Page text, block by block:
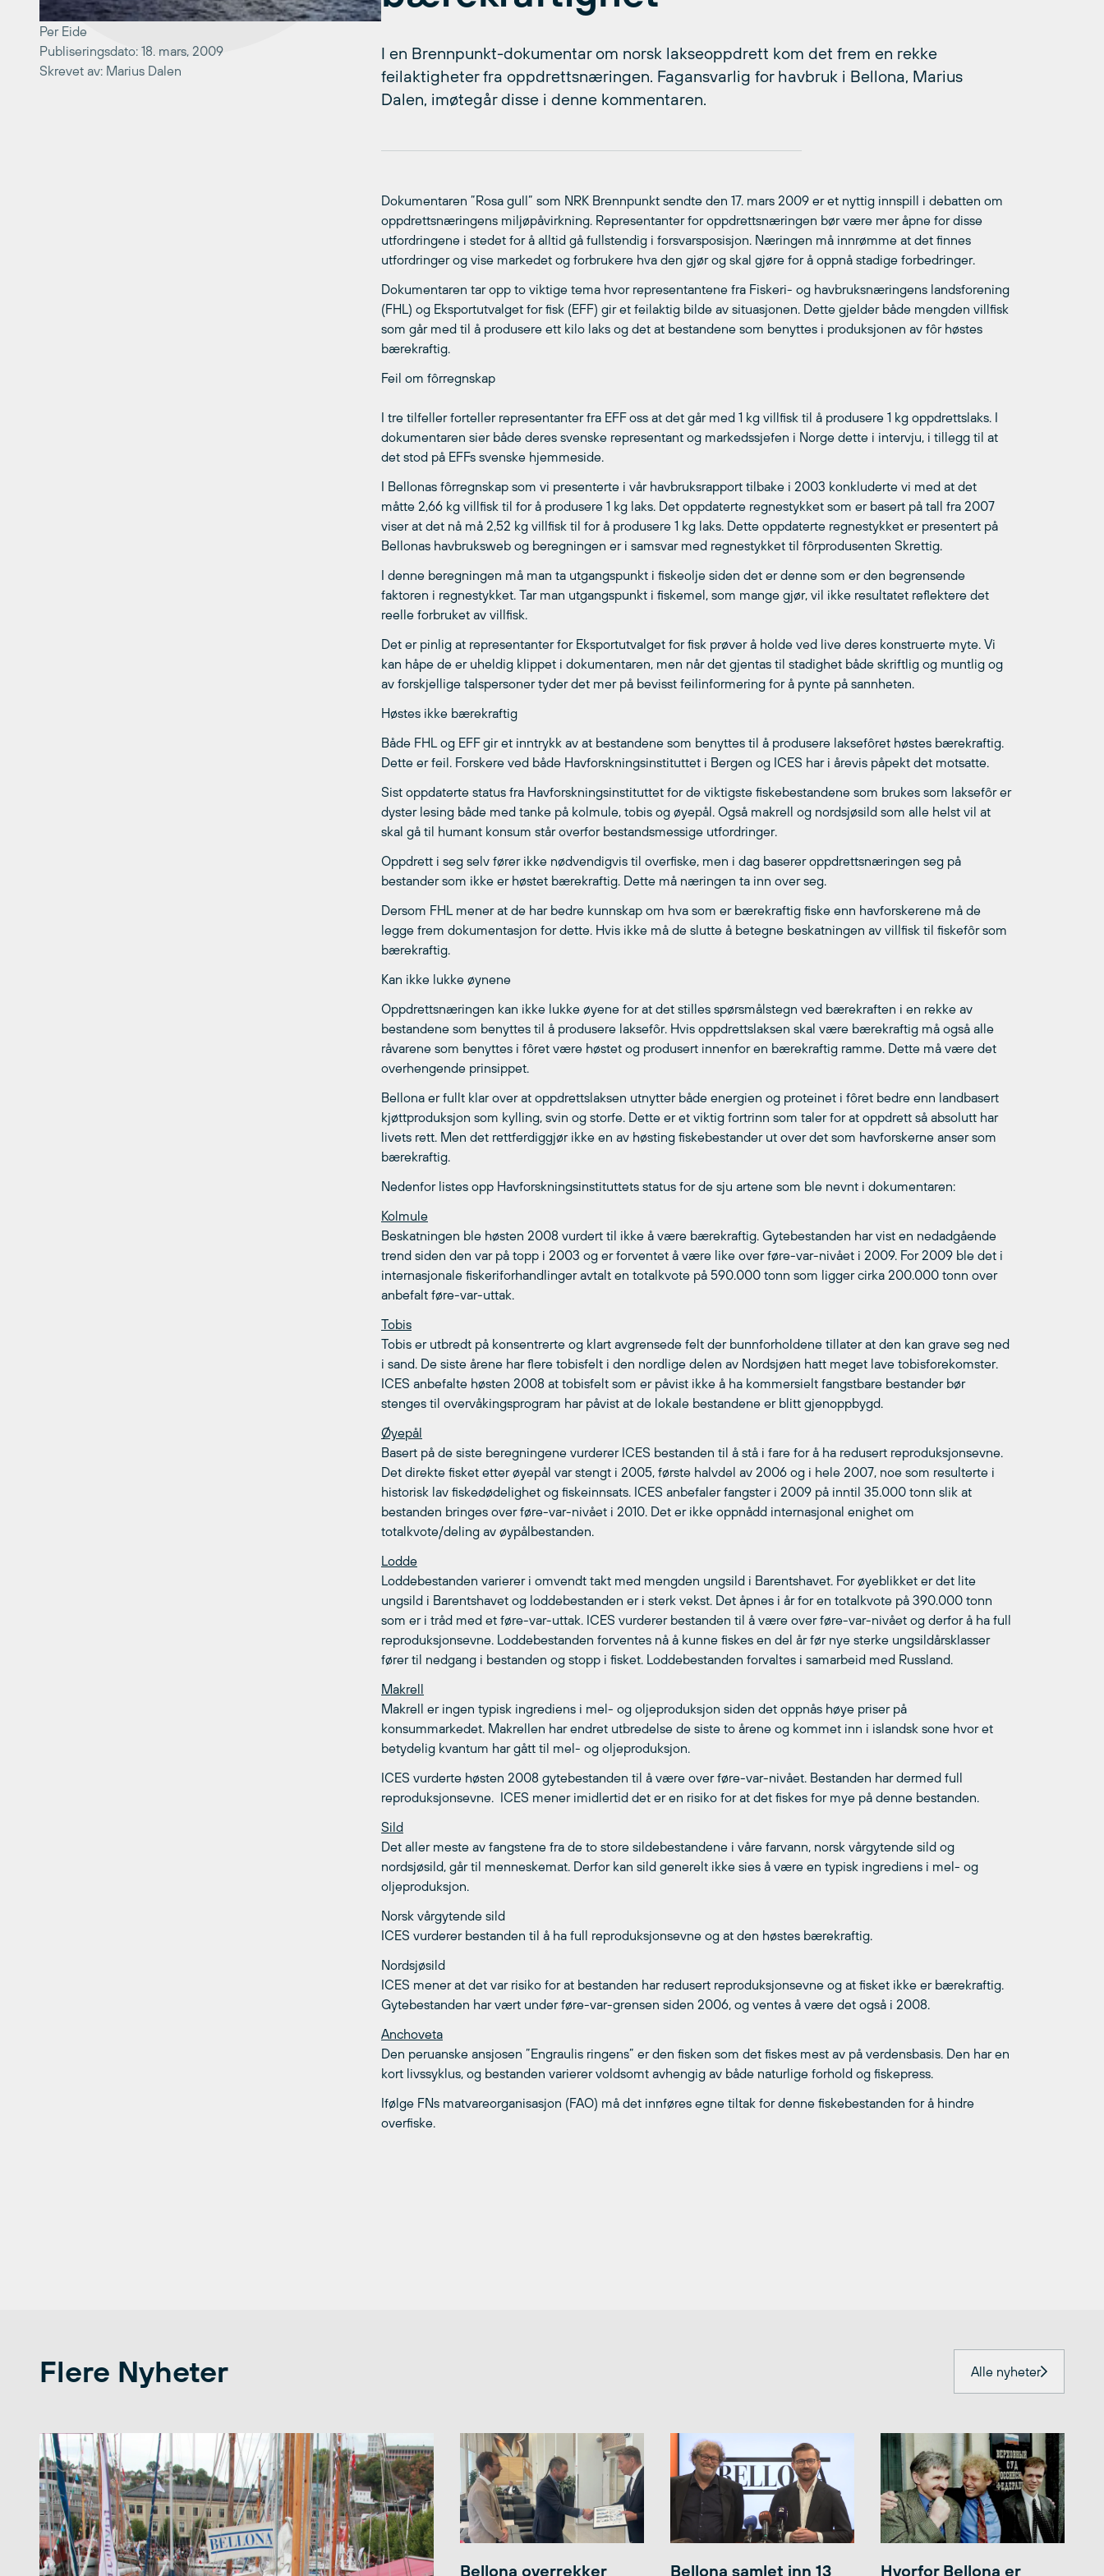
Per Eide
Publiseringsdato: 18. mars, 2009
Skrevet av: Marius Dalen
I en Brennpunkt-dokumentar om norsk lakseoppdrett kom det frem en rekke
feilaktigheter fra oppdrettsnæringen. Fagansvarlig for havbruk i Bellona, Marius
Dalen, imøtegår disse i denne kommentaren.
Dokumentaren ”Rosa gull” som NRK Brennpunkt sendte den 17. mars 2009 er et nyttig innspill i debatten om
oppdrettsnæringens miljøpåvirkning. Representanter for oppdrettsnæringen bør være mer åpne for disse
utfordringene i stedet for å alltid gå fullstendig i forsvarsposisjon. Næringen må innrømme at det finnes
utfordringer og vise markedet og forbrukere hva den gjør og skal gjøre for å oppnå stadige forbedringer.
Dokumentaren tar opp to viktige tema hvor representantene fra Fiskeri- og havbruksnæringens landsforening
(FHL) og Eksportutvalget for fisk (EFF) gir et feilaktig bilde av situasjonen. Dette gjelder både mengden villfisk
som går med til å produsere ett kilo laks og det at bestandene som benyttes i produksjonen av fôr høstes
bærekraftig.
Feil om fôrregnskap
I tre tilfeller forteller representanter fra EFF oss at det går med 1 kg villfisk til å produsere 1 kg oppdrettslaks. I
dokumentaren sier både deres svenske representant og markedssjefen i Norge dette i intervju, i tillegg til at
det stod på EFFs svenske hjemmeside.
I Bellonas fôrregnskap som vi presenterte i vår havbruksrapport tilbake i 2003 konkluderte vi med at det
måtte 2,66 kg villfisk til for å produsere 1 kg laks. Det oppdaterte regnestykket som er basert på tall fra 2007
viser at det nå må 2,52 kg villfisk til for å produsere 1 kg laks. Dette oppdaterte regnestykket er presentert på
Bellonas havbruksweb og beregningen er i samsvar med regnestykket til fôrprodusenten Skrettig.
I denne beregningen må man ta utgangspunkt i fiskeolje siden det er denne som er den begrensende
faktoren i regnestykket. Tar man utgangspunkt i fiskemel, som mange gjør, vil ikke resultatet reflektere det
reelle forbruket av villfisk.
Det er pinlig at representanter for Eksportutvalget for fisk prøver å holde ved live deres konstruerte myte. Vi
kan håpe de er uheldig klippet i dokumentaren, men når det gjentas til stadighet både skriftlig og muntlig og
av forskjellige talspersoner tyder det mer på bevisst feilinformering for å pynte på sannheten.
Høstes ikke bærekraftig
Både FHL og EFF gir et inntrykk av at bestandene som benyttes til å produsere laksefôret høstes bærekraftig.
Dette er feil. Forskere ved både Havforskningsinstituttet i Bergen og ICES har i årevis påpekt det motsatte.
Sist oppdaterte status fra Havforskningsinstituttet for de viktigste fiskebestandene som brukes som laksefôr er
dyster lesing både med tanke på kolmule, tobis og øyepål. Også makrell og nordsjøsild som alle helst vil at
skal gå til humant konsum står overfor bestandsmessige utfordringer.
Oppdrett i seg selv fører ikke nødvendigvis til overfiske, men i dag baserer oppdrettsnæringen seg på
bestander som ikke er høstet bærekraftig. Dette må næringen ta inn over seg.
Dersom FHL mener at de har bedre kunnskap om hva som er bærekraftig fiske enn havforskerene må de
legge frem dokumentasjon for dette. Hvis ikke må de slutte å betegne beskatningen av villfisk til fiskefôr som
bærekraftig.
Kan ikke lukke øynene
Oppdrettsnæringen kan ikke lukke øyene for at det stilles spørsmålstegn ved bærekraften i en rekke av
bestandene som benyttes til å produsere laksefôr. Hvis oppdrettslaksen skal være bærekraftig må også alle
råvarene som benyttes i fôret være høstet og produsert innenfor en bærekraftig ramme. Dette må være det
overhengende prinsippet.
Bellona er fullt klar over at oppdrettslaksen utnytter både energien og proteinet i fôret bedre enn landbasert
kjøttproduksjon som kylling, svin og storfe. Dette er et viktig fortrinn som taler for at oppdrett så absolutt har
livets rett. Men det rettferdiggjør ikke en av høsting fiskebestander ut over det som havforskerne anser som
bærekraftig.
Nedenfor listes opp Havforskningsinstituttets status for de sju artene som ble nevnt i dokumentaren:
Kolmule
Beskatningen ble høsten 2008 vurdert til ikke å være bærekraftig. Gytebestanden har vist en nedadgående
trend siden den var på topp i 2003 og er forventet å være like over føre-var-nivået i 2009. For 2009 ble det i
internasjonale fiskeriforhandlinger avtalt en totalkvote på 590.000 tonn som ligger cirka 200.000 tonn over
anbefalt føre-var-uttak.
Tobis
Tobis er utbredt på konsentrerte og klart avgrensede felt der bunnforholdene tillater at den kan grave seg ned
i sand. De siste årene har flere tobisfelt i den nordlige delen av Nordsjøen hatt meget lave tobisforekomster.
ICES anbefalte høsten 2008 at tobisfelt som er påvist ikke å ha kommersielt fangstbare bestander bør
stenges til overvåkingsprogram har påvist at de lokale bestandene er blitt gjenoppbygd.
Øyepål
Basert på de siste beregningene vurderer ICES bestanden til å stå i fare for å ha redusert reproduksjonsevne.
Det direkte fisket etter øyepål var stengt i 2005, første halvdel av 2006 og i hele 2007, noe som resulterte i
historisk lav fiskedødelighet og fiskeinnsats. ICES anbefaler fangster i 2009 på inntil 35.000 tonn slik at
bestanden bringes over føre-var-nivået i 2010. Det er ikke oppnådd internasjonal enighet om
totalkvote/deling av øypålbestanden.
Lodde
Loddebestanden varierer i omvendt takt med mengden ungsild i Barentshavet. For øyeblikket er det lite
ungsild i Barentshavet og loddebestanden er i sterk vekst. Det åpnes i år for en totalkvote på 390.000 tonn
som er i tråd med et føre-var-uttak. ICES vurderer bestanden til å være over føre-var-nivået og derfor å ha full
reproduksjonsevne. Loddebestanden forventes nå å kunne fiskes en del år før nye sterke ungsildårsklasser
fører til nedgang i bestanden og stopp i fisket. Loddebestanden forvaltes i samarbeid med Russland.
Makrell
Makrell er ingen typisk ingrediens i mel- og oljeproduksjon siden det oppnås høye priser på
konsummarkedet. Makrellen har endret utbredelse de siste to årene og kommet inn i islandsk sone hvor et
betydelig kvantum har gått til mel- og oljeproduksjon.
ICES vurderte høsten 2008 gytebestanden til å være over føre-var-nivået. Bestanden har dermed full
reproduksjonsevne. ICES mener imidlertid det er en risiko for at det fiskes for mye på denne bestanden.
Sild
Det aller meste av fangstene fra de to store sildebestandene i våre farvann, norsk vårgytende sild og
nordsjøsild, går til menneskemat. Derfor kan sild generelt ikke sies å være en typisk ingrediens i mel- og
oljeproduksjon.
Norsk vårgytende sild
ICES vurderer bestanden til å ha full reproduksjonsevne og at den høstes bærekraftig.
Nordsjøsild
ICES mener at det var risiko for at bestanden har redusert reproduksjonsevne og at fisket ikke er bærekraftig.
Gytebestanden har vært under føre-var-grensen siden 2006, og ventes å være det også i 2008.
Anchoveta
Den peruanske ansjosen ”Engraulis ringens” er den fisken som det fiskes mest av på verdensbasis. Den har en
kort livssyklus, og bestanden varierer voldsomt avhengig av både naturlige forhold og fiskepress.
Ifølge FNs matvareorganisasjon (FAO) må det innføres egne tiltak for denne fiskebestanden for å hindre
overfiske.
Flere Nyheter Alle nyheter
Bellona overrekker Bellona samlet inn 13 Hvorfor Bellona er